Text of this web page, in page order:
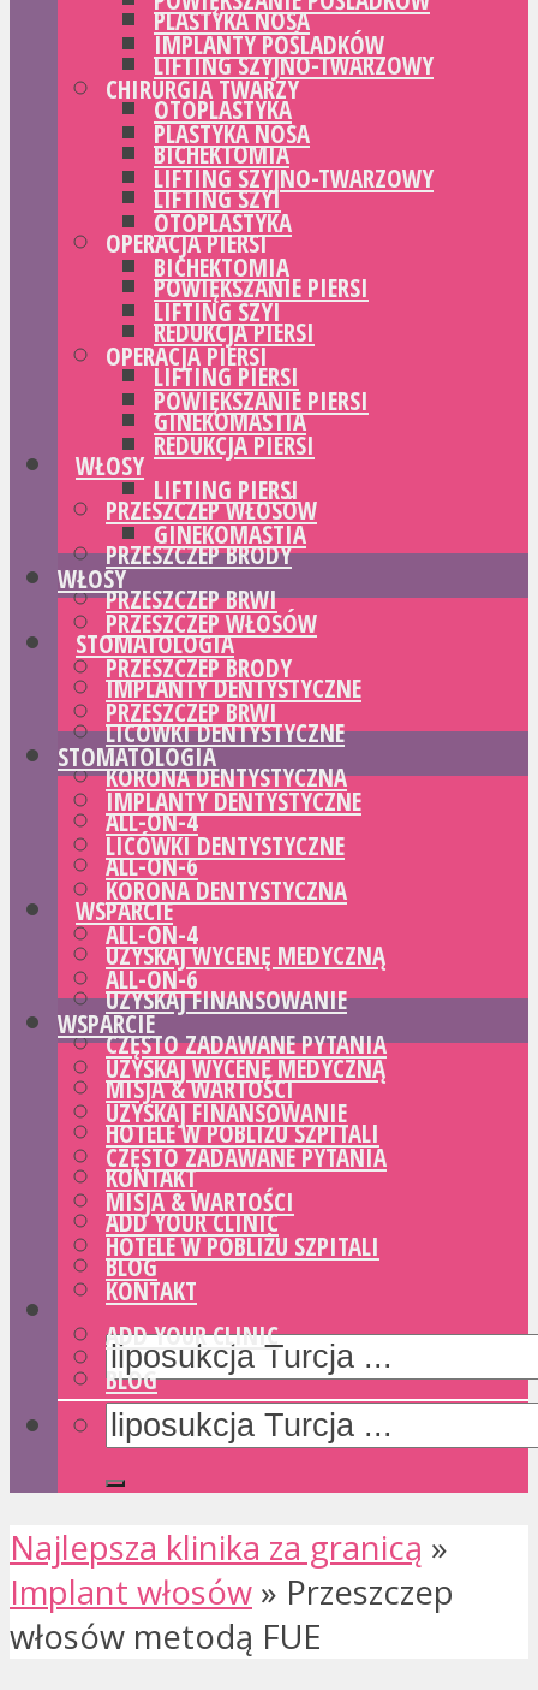
PLASTYKA NOSA
LIFTING SZYJNO-TWARZOWY
OTOPLASTYKA
BICHEKTOMIA
LIFTING SZYI
OPERACJA PIERSI
POWIĘKSZANIE PIERSI
REDUKCJA PIERSI
LIFTING PIERSI
GINEKOMASTIA
WŁOSY
PRZESZCZEP WŁOSÓW
PRZESZCZEP BRODY
PRZESZCZEP BRWI
STOMATOLOGIA
IMPLANTY DENTYSTYCZNE
LICÓWKI DENTYSTYCZNE
KORONA DENTYSTYCZNA
ALL-ON-4
ALL-ON-6
WSPARCIE
UZYSKAJ WYCENĘ MEDYCZNĄ
UZYSKAJ FINANSOWANIE
CZĘSTO ZADAWANE PYTANIA
MISJA & WARTOŚCI
HOTELE W POBLIŻU SZPITALI
KONTAKT
ADD YOUR CLINIC
BLOG
IMPLANTY POŚLADKÓW
CHIRURGIA TWARZY
PLASTYKA NOSA
LIFTING SZYJNO-TWARZOWY
OTOPLASTYKA
BICHEKTOMIA
LIFTING SZYI
OPERACJA PIERSI
POWIĘKSZANIE PIERSI
REDUKCJA PIERSI
LIFTING PIERSI
GINEKOMASTIA
WŁOSY
PRZESZCZEP WŁOSÓW
PRZESZCZEP BRODY
PRZESZCZEP BRWI
STOMATOLOGIA
IMPLANTY DENTYSTYCZNE
LICÓWKI DENTYSTYCZNE
KORONA DENTYSTYCZNA
ALL-ON-4
ALL-ON-6
WSPARCIE
UZYSKAJ WYCENĘ MEDYCZNĄ
UZYSKAJ FINANSOWANIE
CZĘSTO ZADAWANE PYTANIA
MISJA & WARTOŚCI
HOTELE W POBLIŻU SZPITALI
KONTAKT
ADD YOUR CLINIC
BLOG
Najlepsza klinika za granicą »
Implant włosów » Przeszczep
włosów metodą FUE